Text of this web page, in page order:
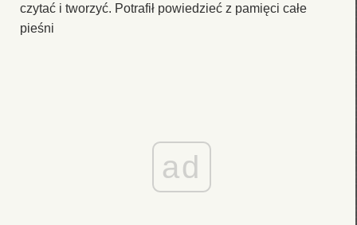
czytać i tworzyć. Potrafił powiedzieć z pamięci całe
pieśni
ad